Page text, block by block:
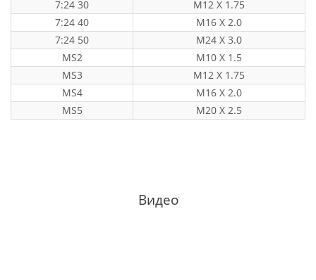
7:24 30
M12 X 1.75
7:24 40
M16 X 2.0
7:24 50
M24 X 3.0
MS2
M10 X 1.5
MS3
M12 X 1.75
MS4
M16 X 2.0
MS5
M20 X 2.5
Видео